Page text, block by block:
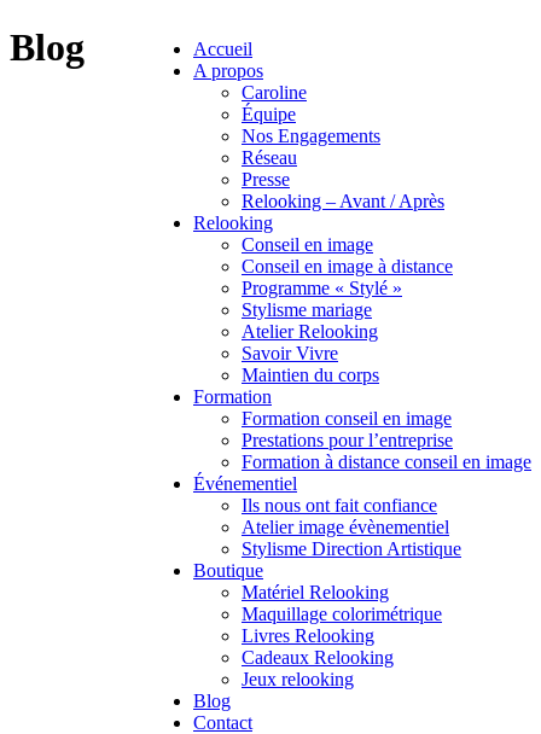
Accueil
A propos
Caroline
Équipe
Nos Engagements
Réseau
Presse
Relooking – Avant / Après
Relooking
Conseil en image
Conseil en image à distance
Programme « Stylé »
Stylisme mariage
Atelier Relooking
Savoir Vivre
Maintien du corps
Formation
Formation conseil en image
Prestations pour l’entreprise
Formation à distance conseil en image
Événementiel
Ils nous ont fait confiance
Atelier image évènementiel
Stylisme Direction Artistique
Boutique
Matériel Relooking
Maquillage colorimétrique
Livres Relooking
Cadeaux Relooking
Jeux relooking
Blog
Contact
Blog